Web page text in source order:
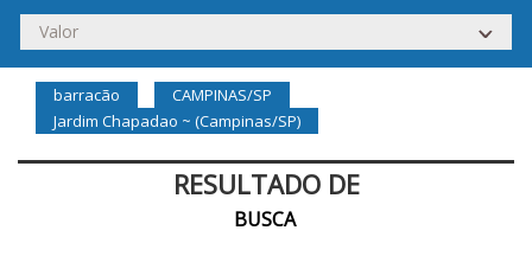
barracão
CAMPINAS/SP
Jardim Chapadao ~ (Campinas/SP)
RESULTADO DE
BUSCA